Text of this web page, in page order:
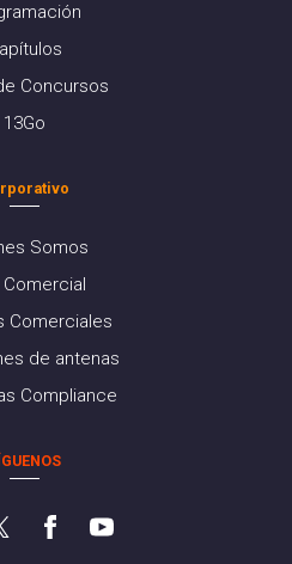
Concursos
13Go
Somos
Comerciales
de antenas
Compliance